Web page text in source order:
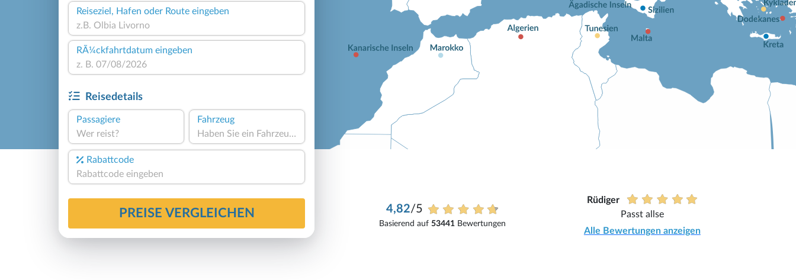
Reiseziel, Hafen oder Route eingeben
RÃ¼ckfahrtdatum eingeben
Reisedetails
Passagiere
Wer reist?
Fahrzeug
Haben Sie ein Fahrzeug?
Rabattcode
PREISE VERGLEICHEN 4,82/5
Basierend auf53441 Bewertungen
Rüdiger
Passt allse
Alle Bewertungen anzeigen